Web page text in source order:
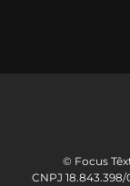
© Focus
CNPJ